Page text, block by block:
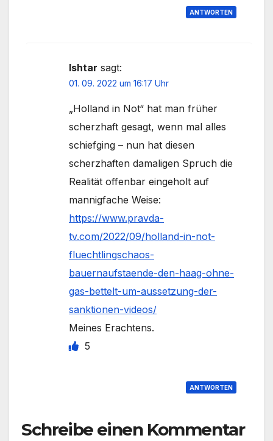
ANTWORTEN
Ishtar sagt:
01. 09. 2022 um 16:17 Uhr
„Holland in Not“ hat man früher
scherzhaft gesagt, wenn mal alles
schiefging – nun hat diesen
scherzhaften damaligen Spruch die
Realität offenbar eingeholt auf
mannigfache Weise:
https://www.pravda-
tv.com/2022/09/holland-in-not-
fluechtlingschaos-
bauernaufstaende-den-haag-ohne-
gas-bettelt-um-aussetzung-der-
sanktionen-videos/
Meines Erachtens.
5
ANTWORTEN
Schreibe einen Kommentar